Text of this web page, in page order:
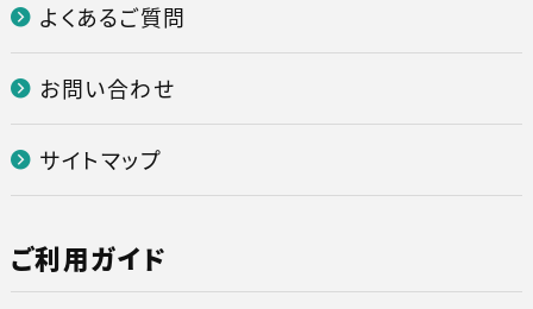
よくあるご質問
お問い合わせ
サイトマップ
ご利用ガイド